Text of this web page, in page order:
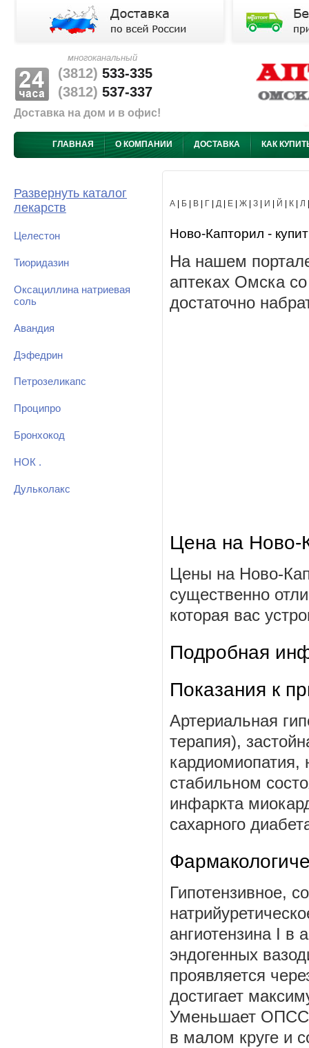
многоканальный
(3812) 533-335
(3812) 537-337
Доставка на дом и в офис!
ГЛАВНАЯ О КОМПАНИИ ДОСТАВКА КАК
Развернуть каталог
лекарств
Целестон
Тиоридазин
Оксациллина натриевая
соль
Авандия
Дэфедрин
Петрозеликапс
Проципро
Бронхокод
НОК .
Дульколакс
А Б В Г Д Е Ж З И Й К Л
Ново-Капторил -
На нашем
аптеках Омска
достаточно
Цена на Ново-
Цены на Ново-
существенно
которая вас
Подробная
Показания к
Артериальная
терапия),
кардиомиопатия,
стабильном
инфаркта
сахарного
Гипотензивное,
ангиотензина I в
эндогенных
проявляется
достигает
Уменьшает ОПСС,
в малом круге и